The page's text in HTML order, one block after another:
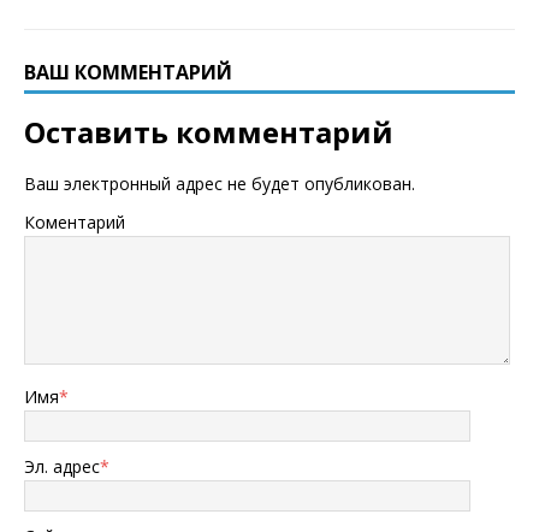
ВАШ КОММЕНТАРИЙ
Оставить комментарий
Ваш электронный адрес не будет опубликован.
Коментарий
Имя*
Эл. адрес*